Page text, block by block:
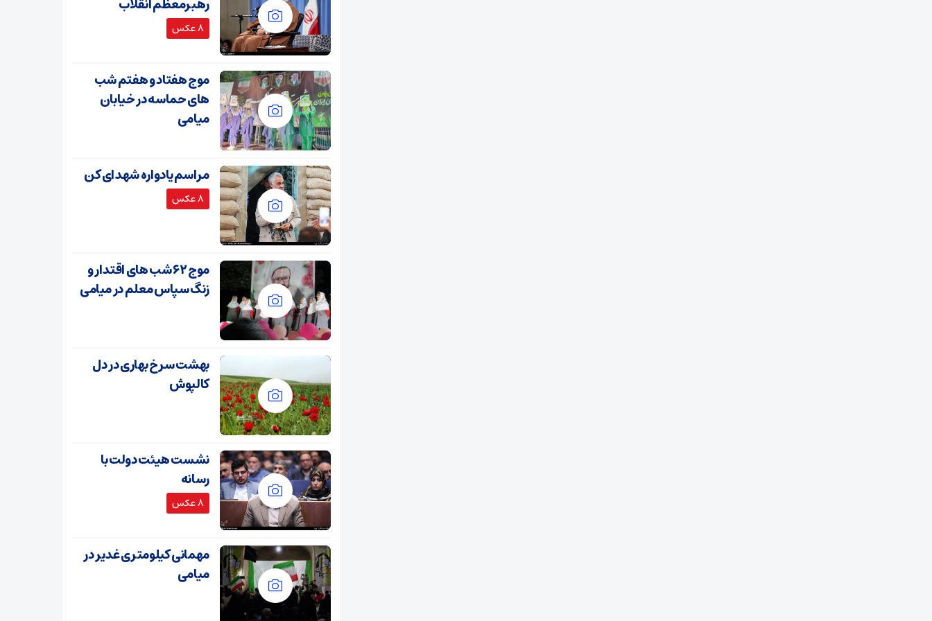
رهبرمعظم انقلاب
8 عکس
موج هفتاد و هفتم شب
های حماسه در خیابان
میامی
مراسم یادواره شهدای کن
8 عکس
موج ۶۲ شب های اقتدار و
زنگ سپاس معلم در میامی
بهشت سرخ بهاری در دل
کالپوش
نشست هیئت دولت با
رسانه
8 عکس
مهمانی کیلومتری غدیر در
میامی